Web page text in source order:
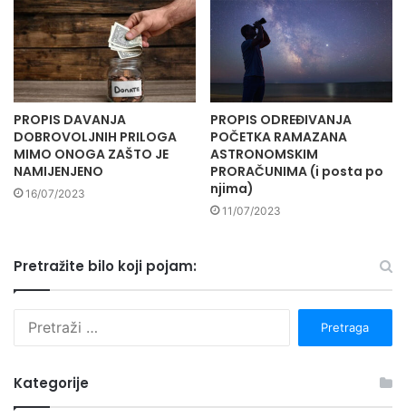
PROPIS DAVANJA
DOBROVOLJNIH PRILOGA
MIMO ONOGA ZAŠTO JE
NAMIJENJENO
16/07/2023
PROPIS ODREĐIVANJA
POČETKA RAMAZANA
ASTRONOMSKIM
PRORAČUNIMA (i posta po
njima)
11/07/2023
Pretražite bilo koji pojam:
Kategorije